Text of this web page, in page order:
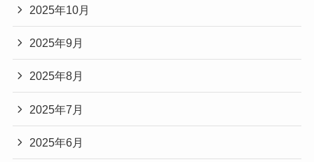
2025年10月
2025年9月
2025年8月
2025年7月
2025年6月